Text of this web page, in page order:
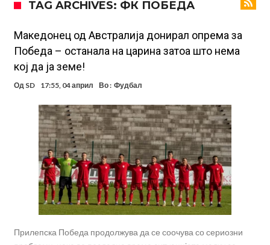
даде срамен коментар за него
Реал Мадрид го собори клупскиот рекорд: Мурињо добива
засилување за 140 милиони евра!
Милан ја доби првата понуда за Леао
Италијански петтолигаш добива неверојатен стадион од 62
милиони евра? (Видео)
Голем удар за Барселона: Херојот на финалето на Светското
Стигнува во Мадрид за потпис на договор
Потресни сцени на погребот на УФЦ-борец: Шпалир, музика и
аплауз кој ги расплака сите (Видео)
(ВИДЕО) Голема трагедија: Гром усмрти фудбалери, а уште 12 се
повредени
TAG ARCHIVES: ФК ПОБЕДА
Македонец од Австралија донирал опрема за
Победа – останала на царина затоа што нема
кој да ја земе!
Од SD 17:55, 04 април Во : Фудбал
Прилепска Победа продолжува да се соочува со сериозни